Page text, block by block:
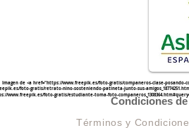
Imagen de <a href="https://www.freepik.es/foto-gratis/companeros-clase-posando-
www.freepik.es/foto-gratis/estudiante-toma-foto-
foto-gratis/retrato-nino-sosteniendo-patineta-junto-sus-
Condiciones
Términos y